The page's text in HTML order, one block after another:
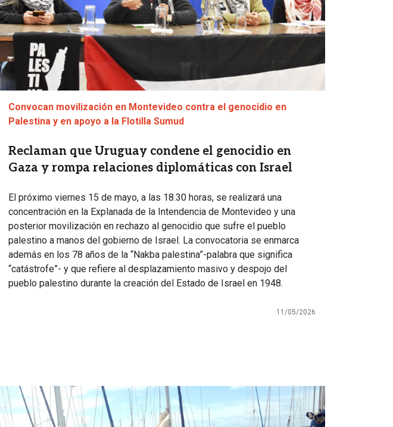
Convocan movilización en Montevideo contra el genocidio en
Palestina y en apoyo a la Flotilla Sumud
Reclaman que Uruguay condene el genocidio en
Gaza y rompa relaciones diplomáticas con Israel
El próximo viernes 15 de mayo, a las 18.30 horas, se realizará una
concentración en la Explanada de la Intendencia de Montevideo y una
posterior movilización en rechazo al genocidio que sufre el pueblo
palestino a manos del gobierno de Israel. La convocatoria se enmarca
además en los 78 años de la “Nakba palestina”-palabra que significa
“catástrofe”- y que refiere al desplazamiento masivo y despojo del
pueblo palestino durante la creación del Estado de Israel en 1948.
11/05/2026
Imagen